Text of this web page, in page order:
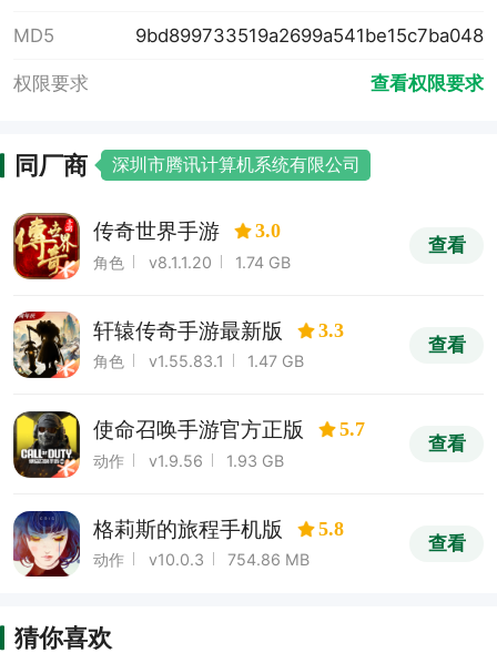
MD5 9bd899733519a2699a541be15c7ba048
权限要求 查看权限要求
同厂商 深圳市腾讯计算机系统有限公司
传奇世界手游 3.0
角色 v8.1.1.20 1.74 GB
查看
轩辕传奇手游最新版 3.3
角色 v1.55.83.1 1.47 GB
查看
使命召唤手游官方正版 5.7
动作 v1.9.56 1.93 GB
查看
格莉斯的旅程手机版 5.8
动作 v10.0.3 754.86 MB
查看
猜你喜欢